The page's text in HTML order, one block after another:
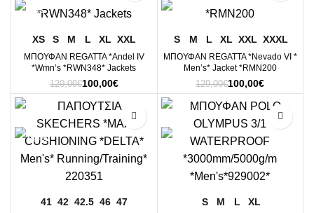
XS S M L XL XXL
ΜΠΟΥΦΑΝ REGATTA *Andel IV
*Wmn’s *RWN348* Jackets
120,00€Original
price
was:
120,00€.
100,00€Η
τρέχουσα
τιμή
είναι:
S M L XL XXL XXXL
ΜΠΟΥΦΑΝ REGATTA *Nevado VI *
Men’s* Jacket *RMN200
129,00€Original
price
was:
129,00€.
100,00€Η
τρέχουσα
τιμή
είναι:
41 42 42.5 46 47 S M L XL